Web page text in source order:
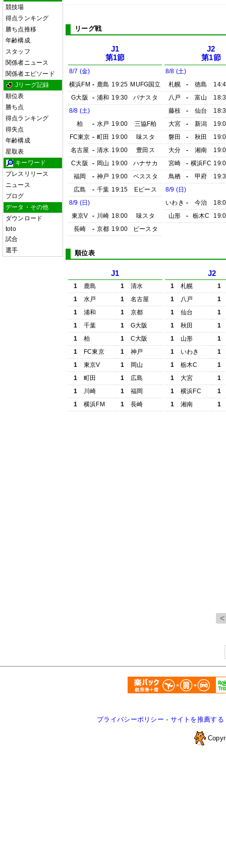
競技場
得点ランキング
勝ち点推移
年齢構成
スタッフ
関係者ニュース
関係者エピソード
Jリーグ記録
順位表
勝ち点
得点ランキング
得失点
年齢構成
星取表
キーワード
プレスリリース
ニュース
ブログ
データ・その他
ダウンロード
toto
試合
選手
リーグ戦
J1
第1節
8/7 (金)
横浜FM - 鹿島 19:25 MUFG国立
G大阪
- 浦和 19:30
パナスタ
8/8 (土)
柏
- 水戸 19:00
三協F柏
FC東京 - 町田 19:00
味スタ
名古屋 - 清水 19:00
豊田ス
C大阪
- 岡山 19:00
ハナサカ
福岡
- 神戸 19:00
ベススタ
広島
- 千葉 19:15
Eピース
8/9 (日)
東京V
- 川崎 18:00
味スタ
長崎
- 京都 19:00 ピースタ
J2
第1節
8/8 (土)
札幌
- 徳島
八戸
- 富山
藤枝
- 仙台
大宮
- 新潟
磐田
- 秋田
大分
- 湘南
宮崎
- 横浜FC
鳥栖
- 甲府
8/9 (日)
いわき - 今治
山形
- 栃木C
順位表
J1
1 鹿島 1
清水
1
水戸 1
名古屋
1
浦和 1
京都
1
千葉 1
G大阪
1
柏 1
C大阪
1
FC東京 1
神戸
1
東京V 1
岡山
1
町田 1
広島
1
川崎 1
福岡
1
横浜FM 1 長崎
J2
1 札幌
1
1
八戸
1
1
仙台
1
1
秋田
1
1
山形
1
1
いわき
1
1
栃木C
1
1
大宮
1
1
横浜FC
1
1
湘南 1
プライバシーポリシー - サイトを推薦する